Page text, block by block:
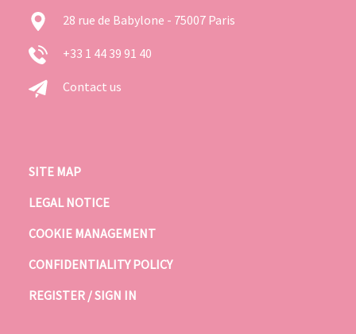
28 rue de Babylone - 75007 Paris
+33 1 44 39 91 40
Contact us
SITE MAP
LEGAL NOTICE
COOKIE MANAGEMENT
CONFIDENTIALITY POLICY
REGISTER / SIGN IN